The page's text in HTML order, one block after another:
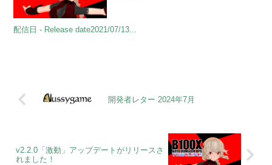
配信日 - Release date2021/07/13...
開発者レター 2024年7月
v2.2.0「激動」アップデートがリリースさ
れました！